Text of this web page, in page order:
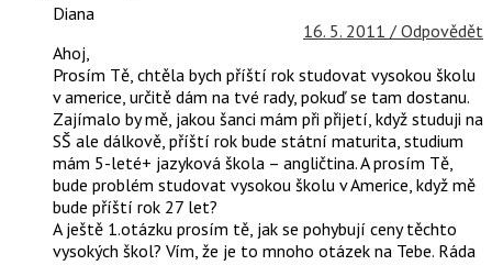
Diana
16. 5. 2011 / Odpovědět
Ahoj,
Prosím Tě, chtěla bych příští rok studovat vysokou školu
v americe, určitě dám na tvé rady, pokuď se tam dostanu.
Zajímalo by mě, jakou šanci mám při přijetí, když studuji na
SŠ ale dálkově, příští rok bude státní maturita, studium
mám 5-leté+ jazyková škola – angličtina. A prosím Tě,
bude problém studovat vysokou školu v Americe, když mě
bude příští rok 27 let?
A ještě 1.otázku prosím tě, jak se pohybují ceny těchto
vysokých škol? Vím, že je to mnoho otázek na Tebe. Ráda